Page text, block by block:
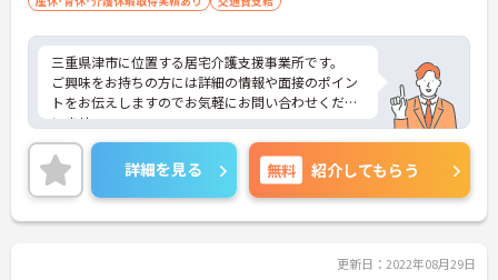
三重県津市に位置する居宅介護支援事業所です。
ご興味をお持ちの方には詳細の情報や面接のポイン
トをお伝えしますのでお気軽にお問い合わせくださ
いませ。
詳細を見る 無料 紹介してもらう
更新日：2022年08月29日